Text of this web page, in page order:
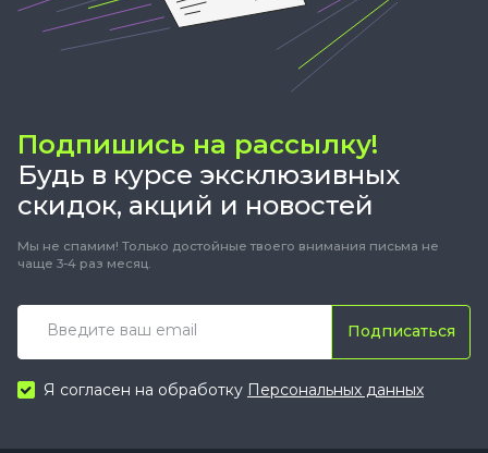
Подпишись на рассылку!
Будь в курсе эксклюзивных
скидок, акций и новостей
Мы не спамим! Только достойные твоего внимания письма не
чаще 3-4 раз месяц.
Подписаться
Я согласен на обработку Персональных данных